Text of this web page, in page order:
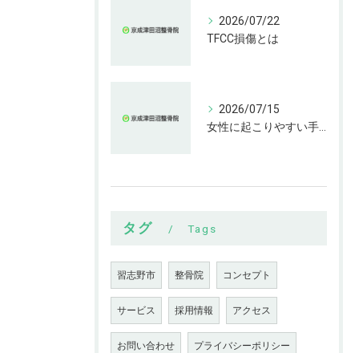
2026/07/22
TFCC損傷とは
2026/07/15
タグ Tags
習志野市 整骨院 コンセプト
サービス 採用情報 アクセス
お問い合わせ プライバシーポリシー